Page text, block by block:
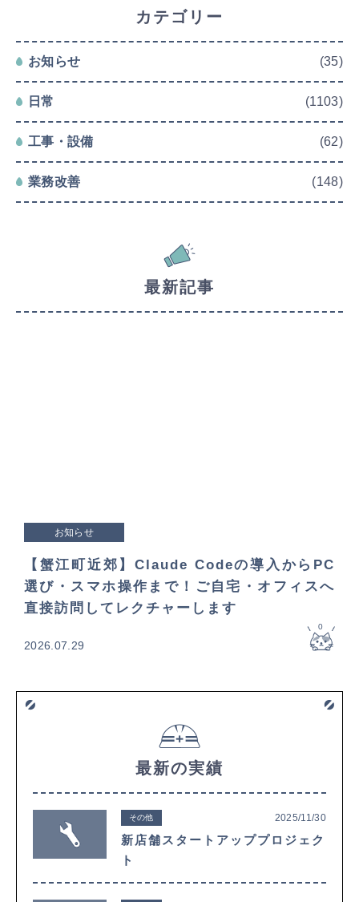
カテゴリー
お知らせ (35)
日常 (1103)
工事・設備 (62)
業務改善 (148)
最新記事
お知らせ
【蟹江町近郊】Claude Codeの導入からPC
選び・スマホ操作まで！ご自宅・オフィスへ
直接訪問してレクチャーします
2026.07.29
0
最新の実績
その他 2025/11/30
新店舗スタートアッププロジェク
ト